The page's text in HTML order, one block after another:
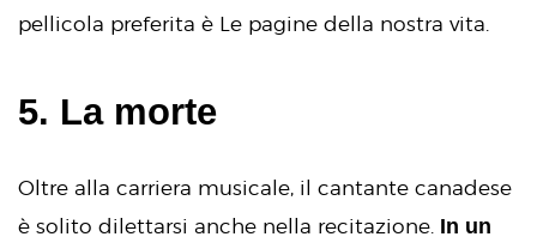
pellicola preferita è Le pagine della nostra vita.
5. La morte
Oltre alla carriera musicale, il cantante canadese
è solito dilettarsi anche nella recitazione. In un